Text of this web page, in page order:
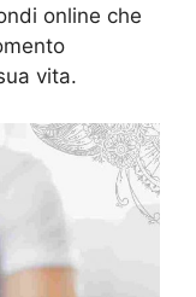
online che
vita.